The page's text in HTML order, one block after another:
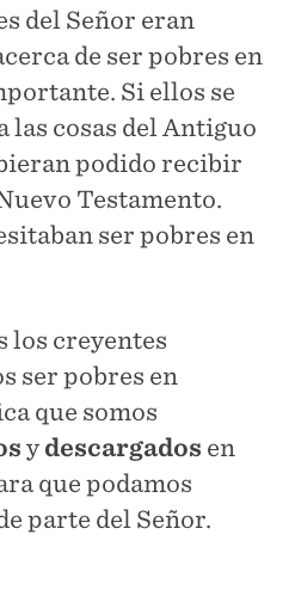
del Señor eran
de ser pobres en
Si ellos se
las cosas del Antiguo
podido recibir
Testamento.
ser pobres en
los creyentes
ser pobres en
que somos
y descargados en
que podamos
parte del Señor.